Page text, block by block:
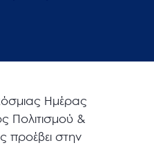
Ημέρας
Πολιτισμού &
προέβει στην